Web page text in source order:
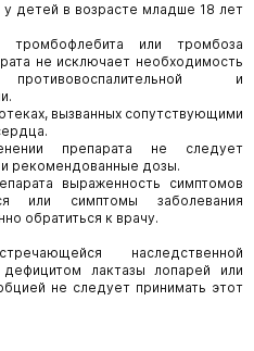
детей в возрасте младше 18 лет
тромбофлебита или тромбоза
не исключает необходимость
и
вызванных сопутствующими
препарата не следует
рекомендованные дозы.
выраженность симптомов
или симптомы заболевания
обратиться к врачу.
наследственной
лактазы лопарей или
не следует принимать этот